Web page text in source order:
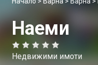
Наеми
Недвижими имоти